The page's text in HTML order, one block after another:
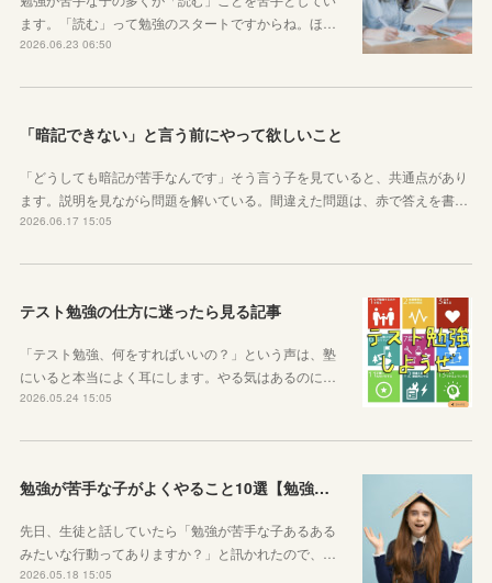
ます。「読む」って勉強のスタートですからね。ほ…
2026.06.23 06:50
「暗記できない」と言う前にやって欲しいこと
「どうしても暗記が苦手なんです」そう言う子を見ていると、共通点があり
ます。説明を見ながら問題を解いている。間違えた問題は、赤で答えを書…
2026.06.17 15:05
テスト勉強の仕方に迷ったら見る記事
「テスト勉強、何をすればいいの？」という声は、塾
にいると本当によく耳にします。やる気はあるのに…
2026.05.24 15:05
勉強が苦手な子がよくやること10選【勉強苦手あるある】
先日、生徒と話していたら「勉強が苦手な子あるある
みたいな行動ってありますか？」と訊かれたので、…
2026.05.18 15:05